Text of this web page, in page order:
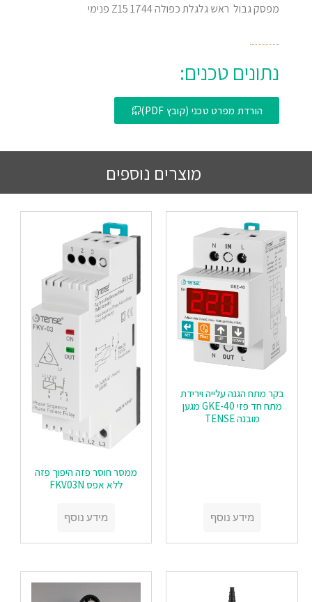
מפסק גבול ראש גלגלת כפולה Z15 1744 פנימי
נתונים טכנים:
הורדת מפרט טכני (קובץ PDF)
מוצרים נוספים
בקר מתח הגנה עלייה וירידת
מתח חד פזי GKE-40 מגען
מובנה TENSE
מידע נוסף
ממסר חוסר פזה היפוך פזה
ללא אפס FKV03N
מידע נוסף